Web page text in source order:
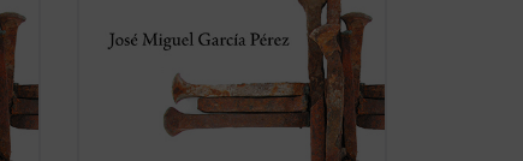
pasión de Cristo que aparecen en los
cuatro evangelios canónicos revela
llamativas diferencias, incluso
contradicciones, entre algunos de los
pasajes narrados en ellos. El autor de
este libro ofrece, ...